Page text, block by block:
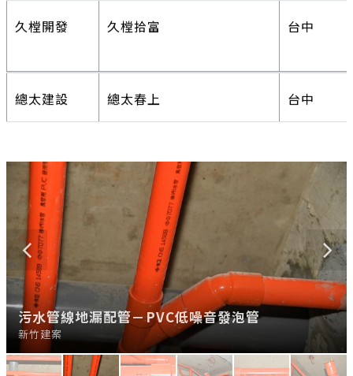
豐邑建設 雲門琉璃建案 竹北
大城建設 大城朗雲 台中
豐邑建設 一即一切 台中
總太建設 總太春上 台中
總太建設 總太國美 台中
總太建設 總太天匯
總太建設 總太原段 台中
喬立建設 喬立有容 台中
DWV低噪音發泡管
新竹建案
污水管線地漏配管－PVC低噪音發泡管
新竹建案
DWV低噪音發泡管
新竹建案
DWV低噪音發泡管
新竹建案
DWV低噪音發泡管
新竹建案
DWV低噪音發泡管
新竹建案
南投福興農
場
開發區溫泉用管 南投
日勝生活科
技
加賀屋溫泉會館 北投
君悅 君悅二期新建工程
宜蘭礁
溪